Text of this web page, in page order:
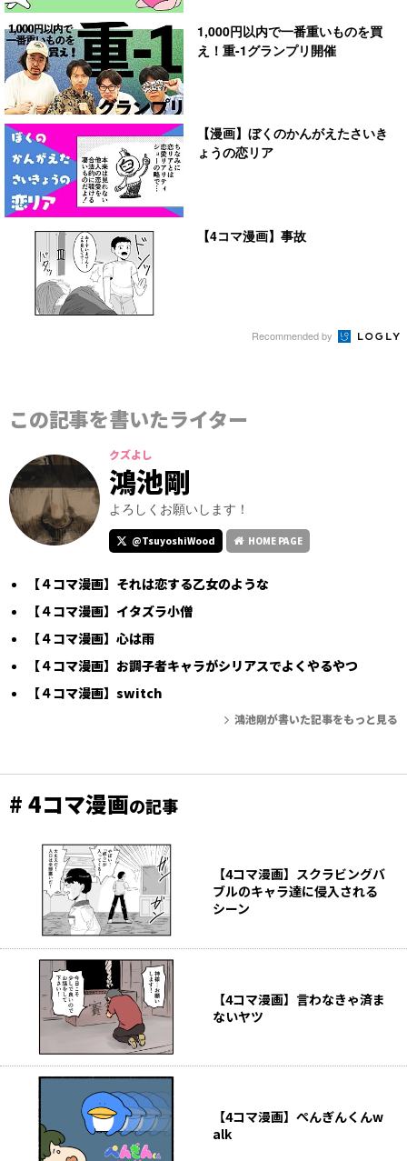
1,000円以内で一番重いものを買
え！重-1グランプリ開催
【漫画】ぼくのかんがえたさいき
ょうの恋リア
【4コマ漫画】事故
Recommended by
この記事を書いたライター
クズよし
鴻池剛
よろしくお願いします！
@TsuyoshiWood HOME PAGE
【４コマ漫画】それは恋する乙女のような
【４コマ漫画】イタズラ小僧
【４コマ漫画】心は雨
【４コマ漫画】お調子者キャラがシリアスでよくやるやつ
【４コマ漫画】switch
鴻池剛が書いた記事をもっと見る
# 4コマ漫画の記事
【4コマ漫画】スクラビングバ
ブルのキャラ達に侵入される
シーン
【4コマ漫画】言わなきゃ済ま
ないヤツ
【4コマ漫画】ぺんぎんくんw
alk